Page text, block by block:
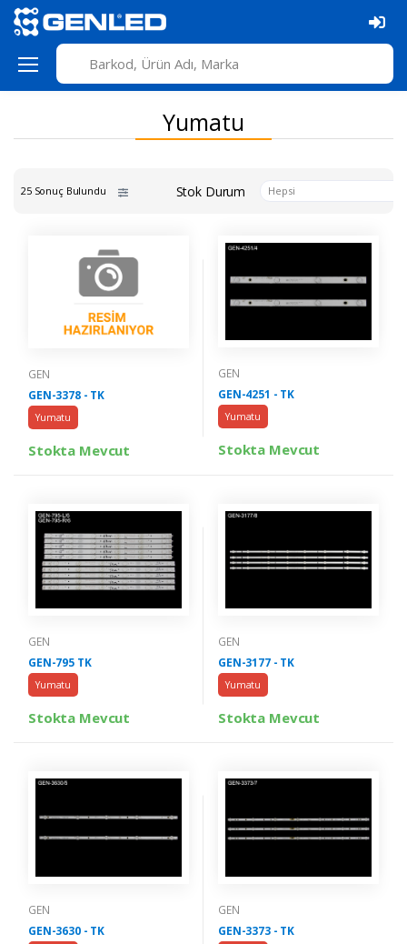
Yumatu
25 Sonuç Bulundu Stok Durum Hepsi
GEN
GEN-3378 - TK
Yumatu
Stokta Mevcut
GEN
GEN-4251 - TK
Yumatu
Stokta Mevcut
GEN
GEN-795 TK
Yumatu
Stokta Mevcut
GEN
GEN-3177 - TK
Yumatu
Stokta Mevcut
GEN
GEN-3630 - TK
GEN
GEN-3373 - TK